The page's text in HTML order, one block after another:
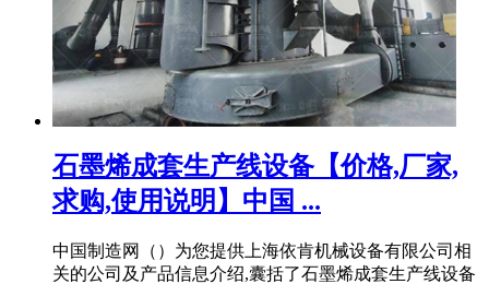
石墨烯成套生产线设备【价格,厂家,
求购,使用说明】中国 ...
中国制造网（）为您提供上海依肯机械设备有限公司相
关的公司及产品信息介绍,囊括了石墨烯成套生产线设备